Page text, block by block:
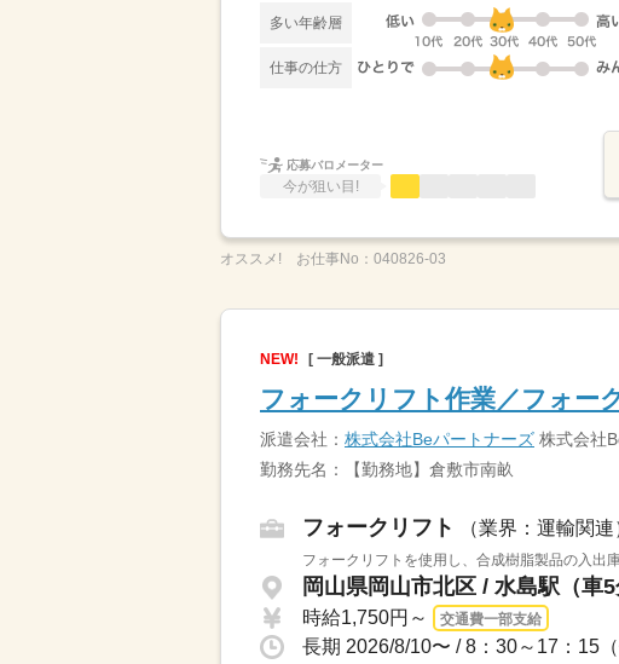
多い年齢層
仕事の仕方
応募バロメーター
今が狙い目!
オススメ! お仕事No： 040826-03
NEW! [ 一般派遣 ]
フォークリフト作業／フォー
派遣会社： 株式会社Beパートナーズ 株式会社
勤務先名：【勤務地】倉敷市南畝
フォークリフト （業界：運輸関連
フォークリフトを使用し、合成樹脂製品の入出
岡山県岡山市北区 / 水島駅（車5
時給1,750円～ 交通費一部支給
長期 2026/8/10〜 / 8：30～17：15